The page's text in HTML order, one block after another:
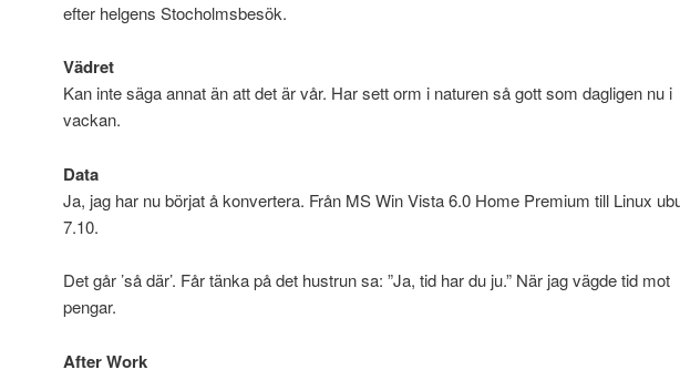
efter helgens Stocholmsbesök.
Vädret
Kan inte säga annat än att det är vår. Har sett orm i naturen så gott som dagligen nu i
vackan.
Data
Ja, jag har nu börjat å konvertera. Från MS Win Vista 6.0 Home Premium till Linux
7.10.
Det går ’så där’. Får tänka på det hustrun sa: ”Ja, tid har du ju.” När jag vägde tid mot
pengar.
After Work